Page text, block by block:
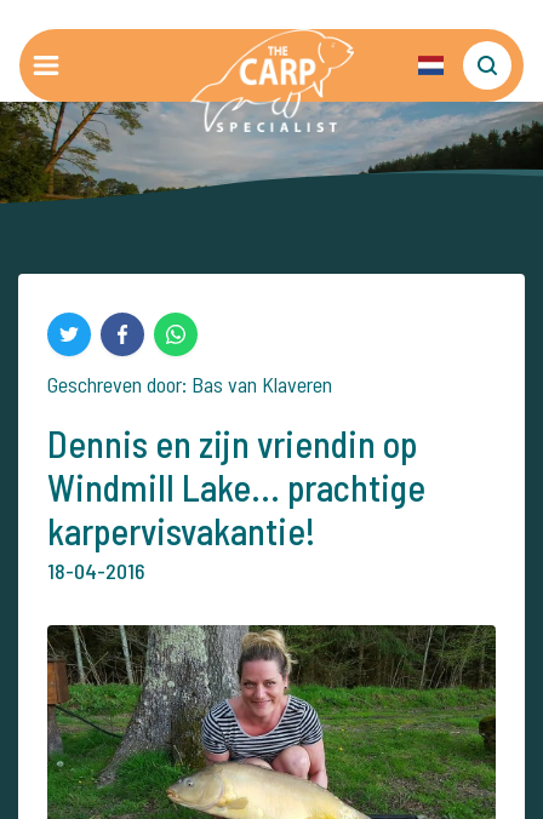
Geschreven door: Bas van Klaveren
Dennis en zijn vriendin op
Windmill Lake... prachtige
karpervisvakantie!
18-04-2016